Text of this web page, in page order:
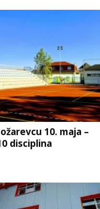
10. maja –
disciplina